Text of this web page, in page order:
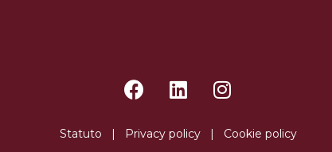
Statuto | Privacy policy| Cookie policy